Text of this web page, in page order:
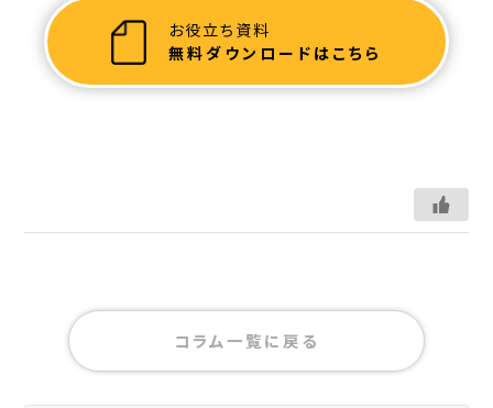
お役立ち資料
無料ダウンロードはこちら
コラム一覧に戻る